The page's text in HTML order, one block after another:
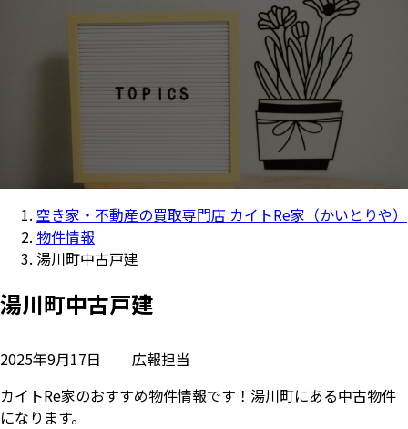
空き家・不動産の買取専門店 カイトRe家（かいとりや）
物件情報
湯川町中古戸建
湯川町中古戸建
2025年9月17日
広報担当
カイトRe家のおすすめ物件情報です！湯川町にある中古物件
になります。